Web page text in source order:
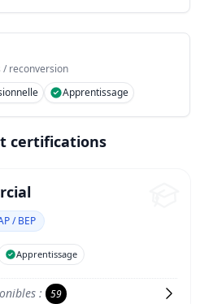
/ reconversion
Apprentissage
certifications
/ BEP
Apprentissage
: 59